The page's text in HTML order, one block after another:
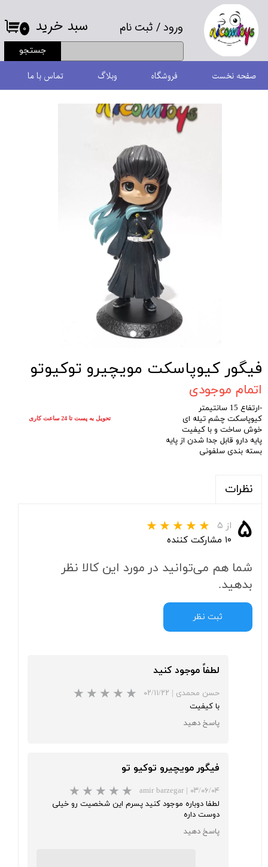
ورود/ ثبت نام
حساب کاربری من
تغییر گذر واژه
سفارشات
خروج از حساب کاربری
جستجو
۰ سبد خرید
صفحه نخست فروشگاه وبلاگ تماس با ما
فیگور کیوپاسکت مویچیرو توکیوتو
اتمام موجودی
-ارتفاع 15 سانتیمتر
کیوپاسکت چشم تیله ای
خوش ساخت و با کیفیت
پایه دارو قابل جدا شدن از پایه
بسته بندی سلفونی
نظرات
۵ از ۵
۱۰ مشارکت کننده
شما هم می‌توانید در مورد این کالا نظر
بدهید.
ثبت نظر
لطفاً موجود کنید
حسن محمدی | ۰۲/۱۱/۲۲
با کیفیت
پاسخ دهید
فیگور مویچیرو توکیو تو
amir barzegar | ۰۳/۰۶/۰۴
لطفا دوباره موجود کنید پسرم این شخصیت رو خیلی
دوست داره
پاسخ دهید
تحویل به پست تا 24 ساعت کاری